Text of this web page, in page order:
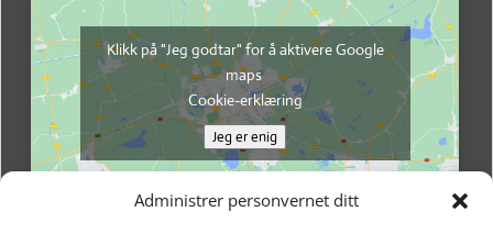
Administrer personvernet ditt
Klikk på "Jeg godtar" for å aktivere Google
maps
Cookie-erklæring
Jeg er enig